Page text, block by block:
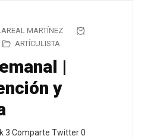
MARTÍNEZ
ARTÍCULISTA
|
y
3 Comparte Twitter 0